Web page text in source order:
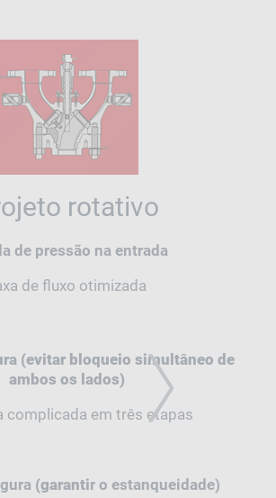
rotativo
de pressão na entrada
de fluxo otimizada
(evitar bloqueio simultâneo de
ambos os lados)
complicada em três etapas
(garantir o estanqueidade)
NEXT